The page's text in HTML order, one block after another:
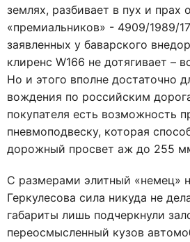
землях, разбивает в пух и прах
«премиальников» - 4909/1989/
заявленных у баварского
клиренс W166 не дотягивает –
Но и этого вполне достаточно
вождения по российским
покупателя есть возможность
пневмоподвеску, которая
дорожный просвет аж до 255
С размерами элитный «немец»
Геркулесова сила никуда не
габариты лишь подчеркнули
переосмысленный кузов